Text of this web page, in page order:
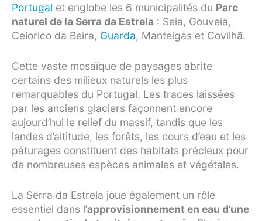
Portugal et englobe les 6 municipalités du Parc
naturel de la Serra da Estrela : Seia, Gouveia,
Celorico da Beira, Guarda, Manteigas et Covilhã.
Cette vaste mosaïque de paysages abrite
certains des milieux naturels les plus
remarquables du Portugal. Les traces laissées
par les anciens glaciers façonnent encore
aujourd’hui le relief du massif, tandis que les
landes d’altitude, les forêts, les cours d’eau et les
pâturages constituent des habitats précieux pour
de nombreuses espèces animales et végétales.
La Serra da Estrela joue également un rôle
essentiel dans l’approvisionnement en eau d’une